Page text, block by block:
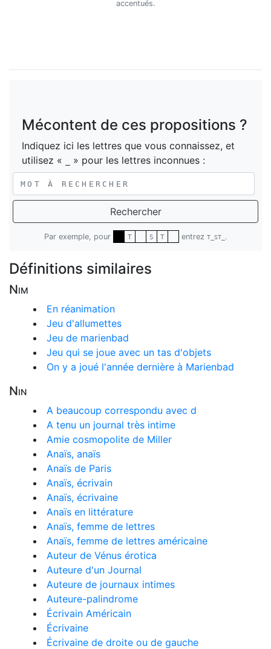
accentués.
Mécontent de ces propositions ?
Indiquez ici les lettres que vous connaissez, et
utilisez «
» pour les lettres inconnues :
Rechercher
Par exemple, pour T S T entrez T_ST_ .
Définitions similaires
Nim
En réanimation
Jeu d'allumettes
Jeu de marienbad
Jeu qui se joue avec un tas d'objets
On y a joué l'année dernière à Marienbad
Nin
A beaucoup correspondu avec d
A tenu un journal très intime
Amie cosmopolite de Miller
Anaïs, anaïs
Anaïs de Paris
Anaïs, écrivain
Anaïs, écrivaine
Anaïs en littérature
Anaïs, femme de lettres
Anaïs, femme de lettres américaine
Auteur de Vénus érotica
Auteure d'un Journal
Auteure de journaux intimes
Auteure-palindrome
Écrivain Américain
Écrivaine
Écrivaine de droite ou de gauche